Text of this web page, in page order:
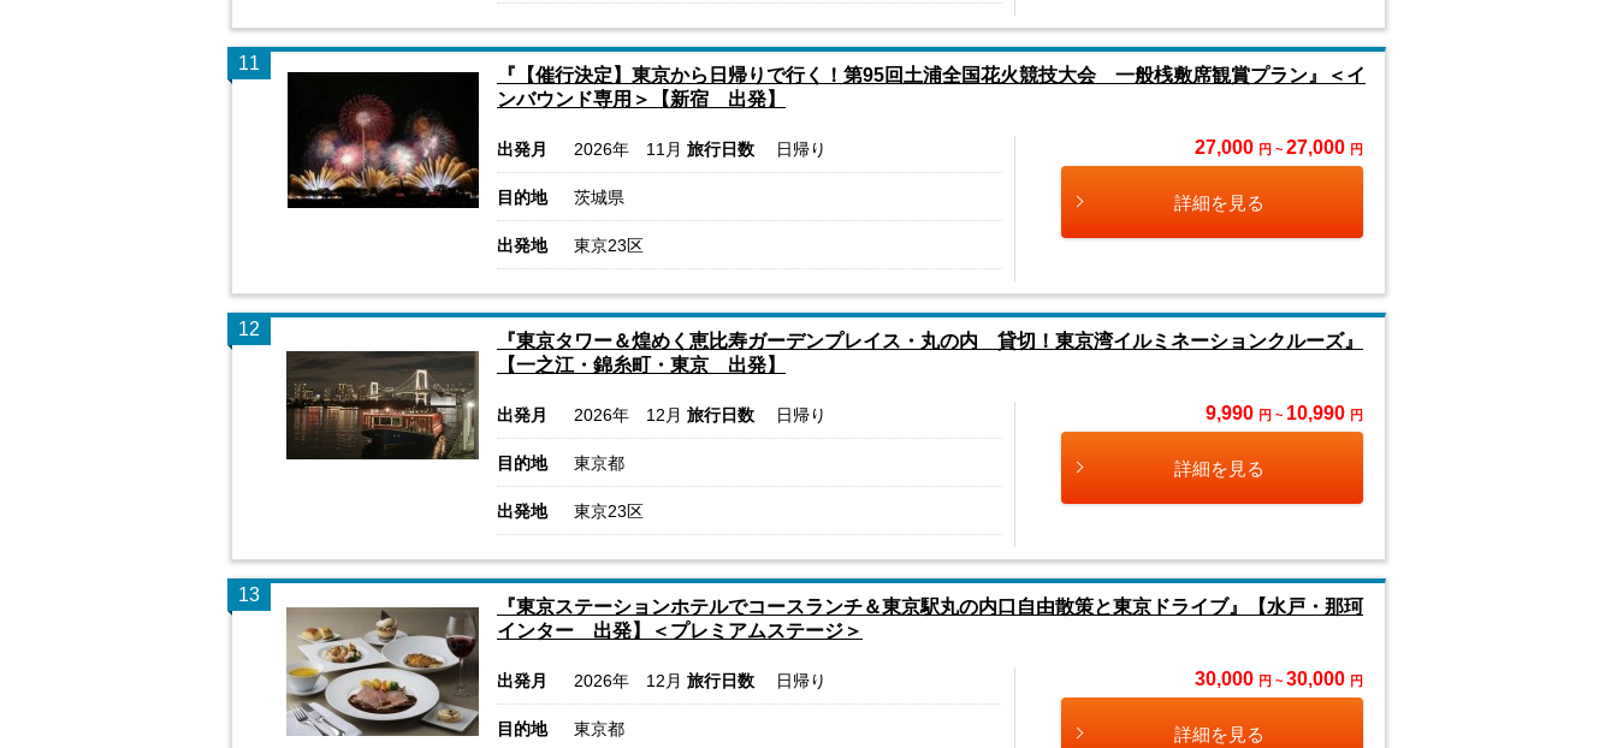
11
『【催行決定】東京から日帰りで行く！第95回土浦全国花火競技大会 一般桟敷席観賞プラン』＜イ
ンバウンド専用＞【新宿 出発】
出発月 2026年 11月 旅行日数 日帰り
目的地 茨城県
出発地 東京23区
27,000 円 ~ 27,000 円
詳細を見る
12
『東京タワー＆煌めく恵比寿ガーデンプレイス・丸の内 貸切！東京湾イルミネーションクルーズ』
【一之江・錦糸町・東京 出発】
出発月 2026年 12月 旅行日数 日帰り
目的地 東京都
出発地 東京23区
9,990 円 ~ 10,990 円
詳細を見る
13
『東京ステーションホテルでコースランチ＆東京駅丸の内口自由散策と東京ドライブ』【水戸・那珂
インター 出発】＜プレミアムステージ＞
出発月 2026年 12月 旅行日数 日帰り
目的地 東京都
30,000 円 ~ 30,000 円
詳細を見る